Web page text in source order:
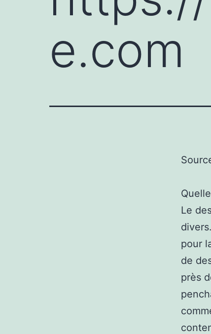
e.com
Le
pour
de
près